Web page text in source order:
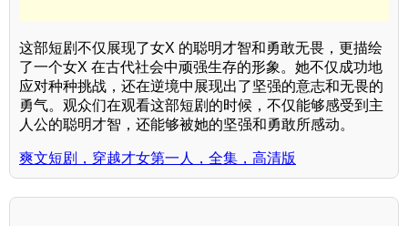
这部短剧不仅展现了女X 的聪明才智和勇敢无畏，更描绘
了一个女X 在古代社会中顽强生存的形象。她不仅成功地
应对种种挑战，还在逆境中展现出了坚强的意志和无畏的
勇气。观众们在观看这部短剧的时候，不仅能够感受到主
人公的聪明才智，还能够被她的坚强和勇敢所感动。
爽文短剧，穿越才女第一人，全集，高清版